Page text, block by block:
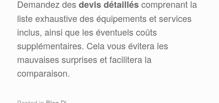
Demandez desdevis détailléscomprenant la
liste exhaustive des équipements et services
inclus, ainsi que les éventuels coûts
supplémentaires. Cela vous évitera les
mauvaises surprises et facilitera la
comparaison.